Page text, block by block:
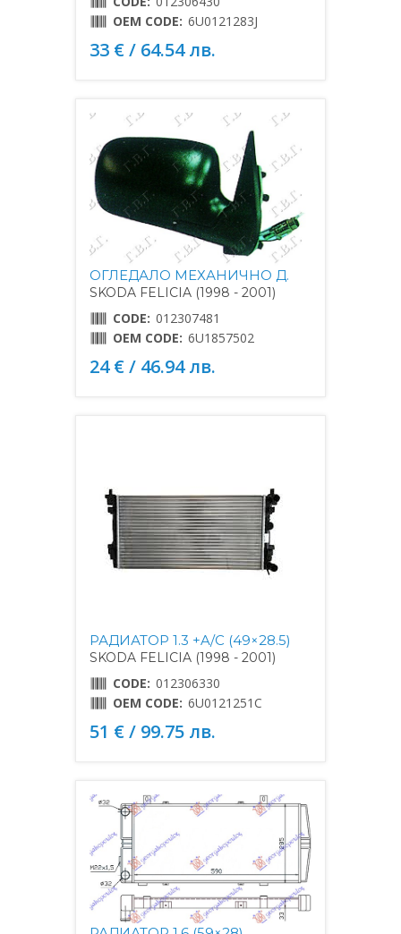
OEM CODE: 6U0121283J
33 € / 64.54 лв.
ОГЛЕДАЛО МЕХАНИЧНО Д.
SKODA FELICIA (1998 - 2001)
CODE: 012307481
OEM CODE: 6U1857502
24 € / 46.94 лв.
РАДИАТОР 1.3 +A/C (49×28.5)
SKODA FELICIA (1998 - 2001)
CODE: 012306330
OEM CODE: 6U0121251C
51 € / 99.75 лв.